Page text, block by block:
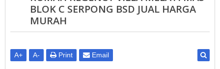
RUMAH REGENCY VILLA MELATI MAS BLOK C SERPONG
BSD JUAL HARGA MURAH
BLOK C SERPONG BSD JUAL HARGA
MURAH
A+ A- Print Email